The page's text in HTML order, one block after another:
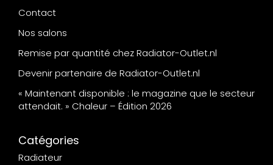
Contact
Nos salons
Remise par quantité chez Radiator-Outlet.nl
Devenir partenaire de Radiator-Outlet.nl
« Maintenant disponible : le magazine que le secteur
attendait. » Chaleur – Édition 2026
Catégories
Radiateur